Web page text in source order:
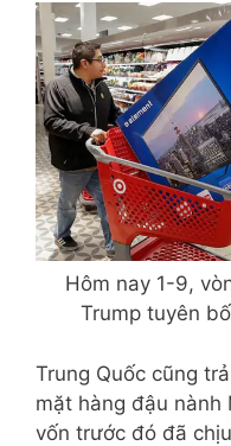
Hôm nay 1-9,
Trump tuyên
Trung Quốc cũng
mặt hàng đậu nành
vốn trước đó đã